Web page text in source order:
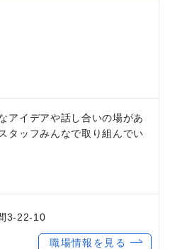
アイデアや話し合いの場があ
タッフみんなで取り組んでい
3-22-10
職場情報を見る